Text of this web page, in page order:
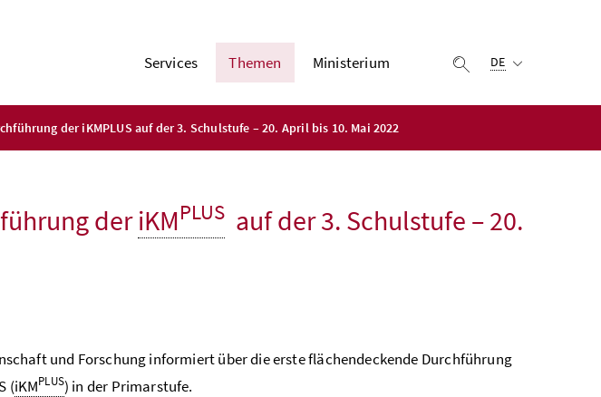
Services Themen Ministerium Suche einblenden
DE
der iKMPLUS auf der 3. Schulstufe – 20. April bis 10. Mai 2022
deriKMPLUSauf der 3. Schulstufe – 20.
und Forschung informiert über die erste flächendeckende Durchführung
(iKMPLUS) in der Primarstufe.